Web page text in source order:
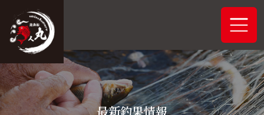
ホーム
システムご案内 最新釣果情報